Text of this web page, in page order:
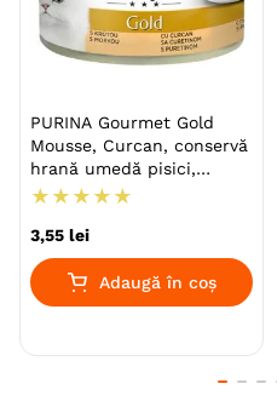
PURINA Gourmet Gold
Mousse, Curcan, conservă
hrană umedă pisici,
(pate), 85g
★ ★ ★ ★ ★
3,55 lei
Adaugă în coș